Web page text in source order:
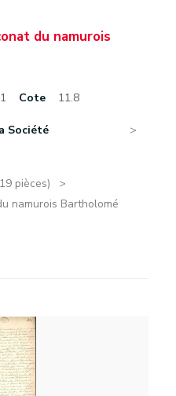
du namurois
Cote 11.8
Société
pièces)
namurois Bartholomé